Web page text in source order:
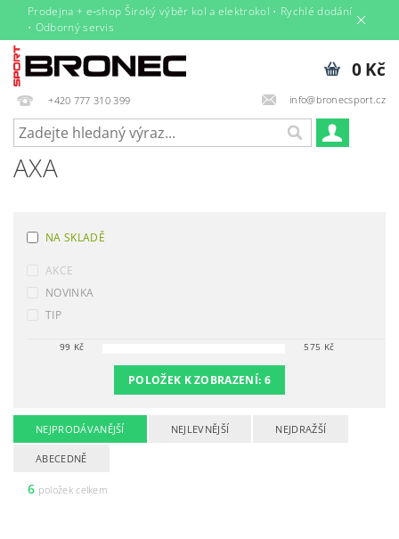
Prodejna + e‑shop Široký výběr kol a elektrokol • Rychlé dodání
• Odborný servis
+420 777 310 399 info@bronecsport.cz
0 Kč
AXA
NA SKLADĚ
AKCE
NOVINKA
TIP
99 Kč 575 Kč
POLOŽEK K ZOBRAZENÍ: 6
NEJPRODÁVANĚJŠÍ NEJLEVNĚJŠÍ NEJDRAŽŠÍ
ABECEDNĚ
6 položek celkem